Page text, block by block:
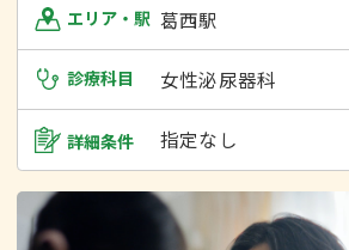
エリア・駅 葛西駅
診療科目 女性泌尿器科
詳細条件 指定なし